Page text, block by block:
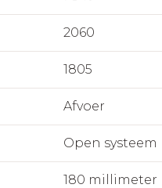
2060
1805
Afvoer
Open systeem
180 millimeter